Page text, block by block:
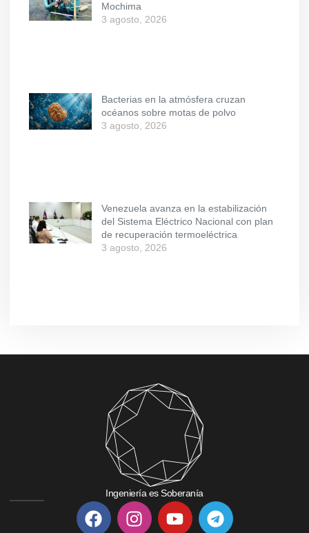
Mochima
3 agosto, 2026
Bacterias en la atmósfera cruzan
océanos sobre motas de polvo
3 agosto, 2026
Venezuela avanza en la estabilización
del Sistema Eléctrico Nacional con plan
de recuperación termoeléctrica
3 agosto, 2026
Ingeniería es Soberanía